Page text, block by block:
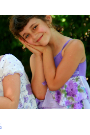
のプチステイ、ま
広い滞在スタイルに
スタッフが丁寧に
いたします。
ームステイ